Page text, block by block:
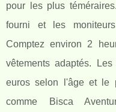
pour les plus
fourni et les
Comptez environ 2
vêtements adaptés.
euros selon l'âge et le
comme Bisca